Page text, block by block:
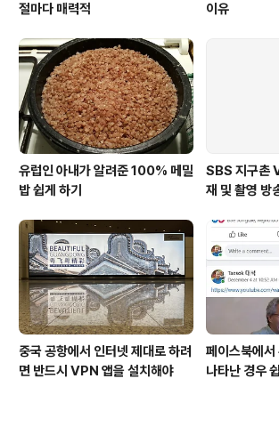
절마다 매력적
이유
유럽인 아내가 알려준 100% 메밀
밥 쉽게 하기
SBS 지구촌
재 및 촬영 방
중국 공항에서 인터넷 제대로 하려
면 반드시 VPN 앱을 설치해야
페이스북에서
나타난 경우